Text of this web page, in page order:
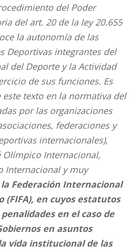
del Poder
del art. 20 de la ley 20.655
la autonomía de las
Deportivas integrantes del
del Deporte y la Actividad
de sus funciones. Es
este texto en la normativa del
por las organizaciones
federaciones y
internacionales),
Internacional,
Internacional y muy
la Federación Internacional
(FIFA), en cuyos estatutos
en el caso de
en asuntos
vida institucional de las